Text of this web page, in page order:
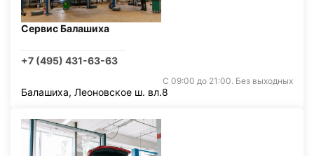
Сервис Балашиха
+7 (495) 431-63-63
С 09:00 до 21:00. Без выходных
Балашиха, Леоновское ш. вл.8